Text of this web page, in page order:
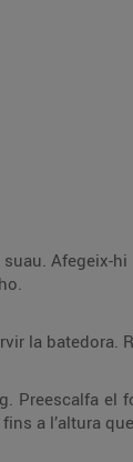
fins que la
ho.
Emulsiona l’oli d’oliva amb fulles de menta